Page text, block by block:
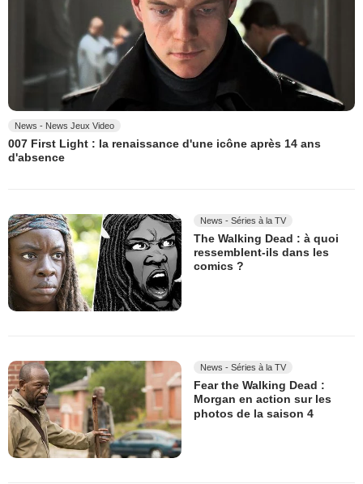
News - News Jeux Video
007 First Light : la renaissance d'une icône après 14 ans
d'absence
News - Séries à la TV
The Walking Dead : à quoi
ressemblent-ils dans les
comics ?
News - Séries à la TV
Fear the Walking Dead :
Morgan en action sur les
photos de la saison 4